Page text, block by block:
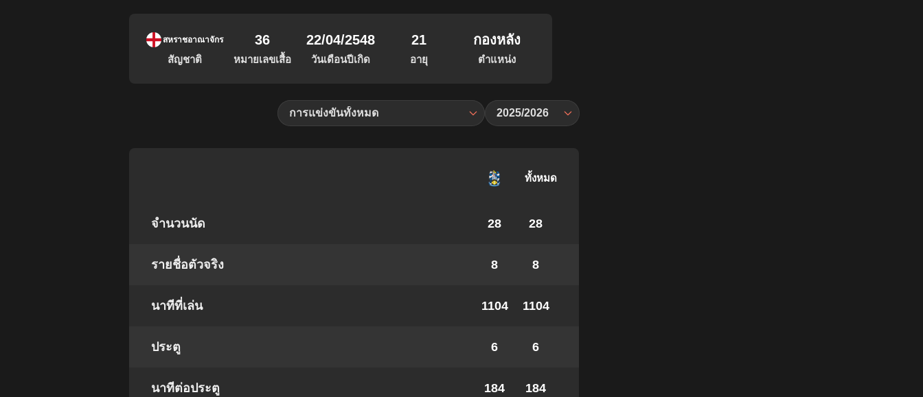
สหราชอาณาจักร
สัญชาติ
36
หมายเลขเสื้อ
22/04/2548
วันเดือนปีเกิด
21
อายุ
กองหลัง
ตำแหน่ง
การแข่งขันทั้งหมด 2025/2026
ทั้งหมด
จำนวนนัด 28 28
รายชื่อตัวจริง 8 8
นาทีที่เล่น 1104 1104
ประตู 6 6
นาทีต่อประตู 184 184